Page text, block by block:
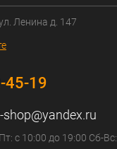
Ленина д. 147
45-19
с 10:00 до 19:00 Сб-